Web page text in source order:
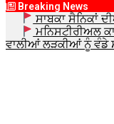
Breaking News
ਸਾਬਕਾ ਸੈਨਿਕਾਂ
ਮਨਿਸਟੀਰੀਅਲ
ਵਾਲੀਆਂ ਲੜਕੀਆਂ ਨੂੰ ਵੰਡੇ